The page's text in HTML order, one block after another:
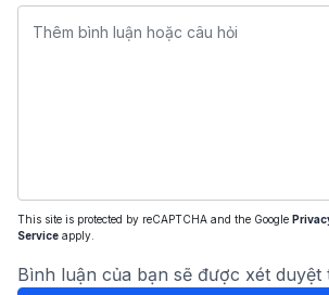
This site is protected by reCAPTCHA and the Google
Service apply.
Bình luận của bạn sẽ được xét duyệt